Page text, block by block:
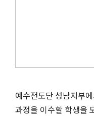
예수전도단 성남지부
과정을 이수할 학생을